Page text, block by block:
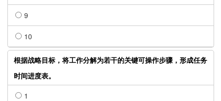
9
10
根据战略目标，将工作分解为若干的关键可操作步骤，形成任务
时间进度表。
1